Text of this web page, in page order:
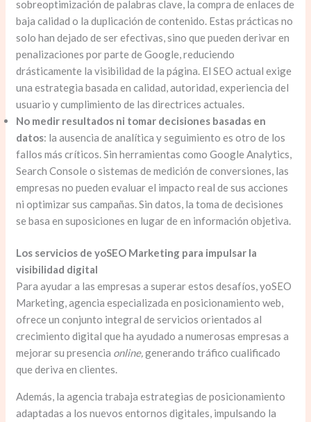
sobreoptimización de palabras clave, la compra de enlaces de
baja calidad o la duplicación de contenido. Estas prácticas no
solo han dejado de ser efectivas, sino que pueden derivar en
penalizaciones por parte de Google, reduciendo
drásticamente la visibilidad de la página. El SEO actual exige
una estrategia basada en calidad, autoridad, experiencia del
usuario y cumplimiento de las directrices actuales.
No medir resultados ni tomar decisiones basadas en
datos: la ausencia de analítica y seguimiento es otro de los
fallos más críticos. Sin herramientas como Google Analytics,
Search Console o sistemas de medición de conversiones, las
empresas no pueden evaluar el impacto real de sus acciones
ni optimizar sus campañas. Sin datos, la toma de decisiones
se basa en suposiciones en lugar de en información objetiva.
Los servicios de yoSEO Marketing para impulsar la
visibilidad digital
Para ayudar a las empresas a superar estos desafíos, yoSEO
Marketing, agencia especializada en posicionamiento web,
ofrece un conjunto integral de servicios orientados al
crecimiento digital que ha ayudado a numerosas empresas a
mejorar su presencia online,generando tráfico cualificado
que deriva en clientes.
Además, la agencia trabaja estrategias de posicionamiento
adaptadas a los nuevos entornos digitales, impulsando la